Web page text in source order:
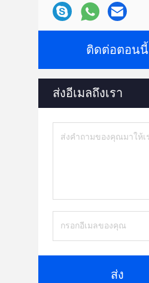
ติดต่อตอนนี้
ส่งอีเมลถึงเรา
ส่ง